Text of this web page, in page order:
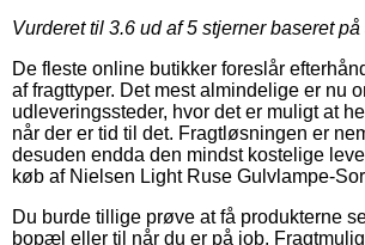
Vurderet til 3.6 ud af 5 stjerner baseret på
De fleste online butikker foreslår
af fragttyper. Det mest almindelige er nu
udleveringssteder, hvor det er muligt at
når der er tid til det. Fragtløsningen er
desuden endda den mindst kostelige
køb af Nielsen Light Ruse Gulvlampe-
Du burde tillige prøve at få produkterne
bopæl eller til når du er på job.